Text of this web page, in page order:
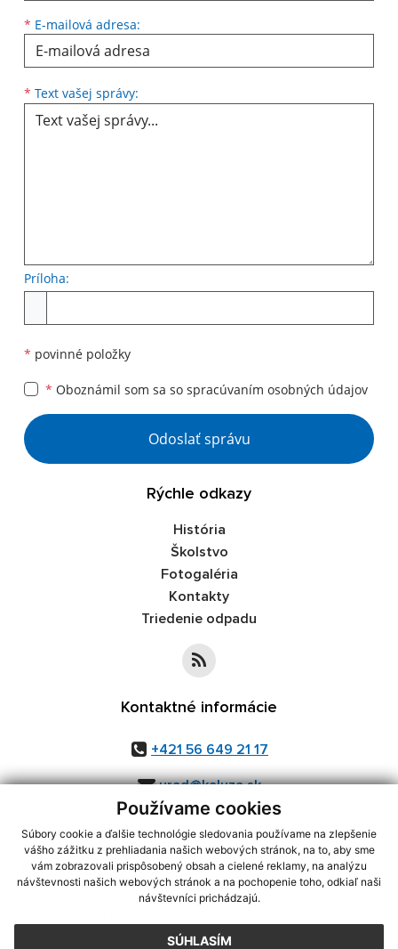
Používame cookies
Súbory cookie a ďalšie technológie sledovania používame na zlepšenie
vášho zážitku z prehliadania našich webových stránok, na to, aby sme
vám zobrazovali prispôsobený obsah a cielené reklamy, na analýzu
návštevnosti našich webových stránok a na pochopenie toho, odkiaľ naši
návštevníci prichádzajú.
SÚHLASÍM
* E-mailová adresa:
* Text vašej správy:
Príloha:
* povinné položky
* Oboznámil som sa so spracúvaním osobných údajov
Google reCaptcha Response
Odoslať správu
Rýchle odkazy
História
Školstvo
Fotogaléria
Kontakty
Triedenie odpadu
Kontaktné informácie
+421 56 649 21 17
urad@kaluza.sk
využite možnosť získavania aktuálnych informácií s využitím RSS
CMS systém (redakčný) systém ECHELON 2,Mapa stránok,web portál
webex.digital, s.r.o.,domény,registrácia domény